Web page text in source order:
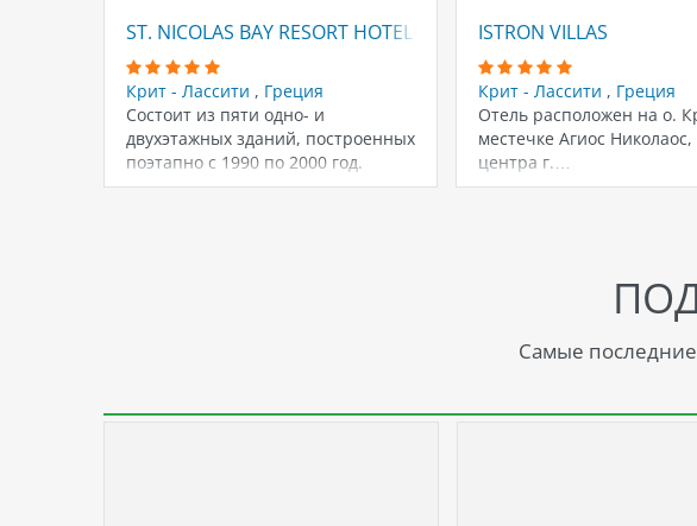
ST. NICOLAS BAY RESORT HOTEL & VILLAS
Крит - Лассити , Греция
Состоит из пяти одно- и
двухэтажных зданий, построенных
поэтапно с 1990 по 2000 год.
Последняя…
ISTRON VILLAS
Крит - Лассити , Греция
Отель расположен на о.
местечке Агиос
центра г.…
Самые